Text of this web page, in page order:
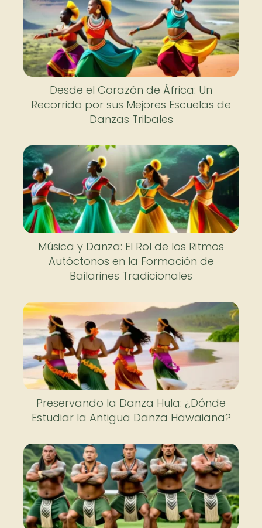
Desde el Corazón de África: Un
Recorrido por sus Mejores Escuelas de
Danzas Tribales
Música y Danza: El Rol de los Ritmos
Autóctonos en la Formación de
Bailarines Tradicionales
Preservando la Danza Hula: ¿Dónde
Estudiar la Antigua Danza Hawaiana?